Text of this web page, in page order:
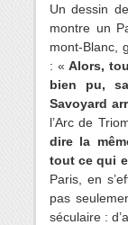
Un dessin
montre un
mont-Blanc,
: «Alors,
bien pu,
Savoyard
l’Arc de
dire la
tout ce qui
Paris, en
pas
séculaire :